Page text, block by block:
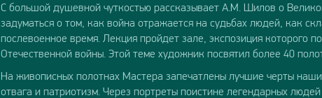
С большой душевной чуткостью рассказывает А.М. Шилов о
задуматься о том, как война отражается на судьбах людей, как
послевоенное время. Лекция пройдет зале, экспозиция которого
Отечественной войны. Этой теме художник посвятил более 40
На живописных полотнах Мастера запечатлены лучшие черты
отвага и патриотизм. Через портреты поистине легендарных